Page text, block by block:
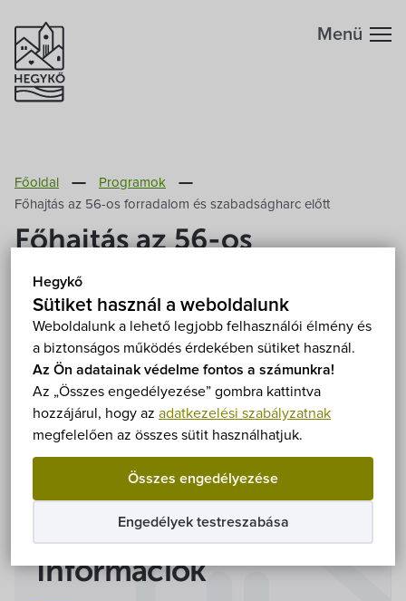
Hegykő
Sütiket használ a weboldalunk
Weboldalunk a lehető legjobb felhasználói élmény és
a biztonságos működés érdekében sütiket használ.
Az Ön adatainak védelme fontos a számunkra!
Az „Összes engedélyezése” gombra kattintva
hozzájárul, hogy az adatkezelési szabályzatnak
megfelelően az összes sütit használhatjuk.
Összes engedélyezése
Engedélyek testreszabása
Megközelítés
Fontos telefonszámok
Földrajzi adottság
Éghajlat
Hegykő történelme
Szabadidő
Éttermek
Programok
Önkormányzat
Hírek
Menü
Főoldal
Programok
Főhajtás az 56-os forradalom és szabadságharc előtt
Főhajtás az 56-os
forradalom és
szabadságharc előtt
2025. október 23. (csütörtök) 15:00
Hegykő, Fertő-táj Általános Iskola 9437 Hegykő,
Iskola utca 7-9.
Mutasd a térképen
Ingyenes
Információk